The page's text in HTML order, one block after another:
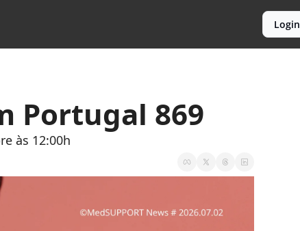
Login
Portugal 869
às 12:00h